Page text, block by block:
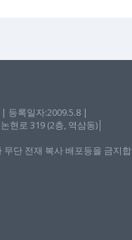
등록일자:2009.5.8 |
로 319 (2층, 역삼동)│
단 전재 복사 배포등을 금지합